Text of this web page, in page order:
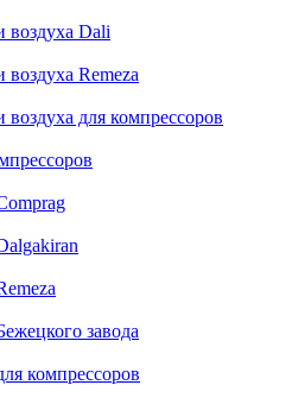
воздуха Dali
Remeza
для компрессоров
завода
компрессоров